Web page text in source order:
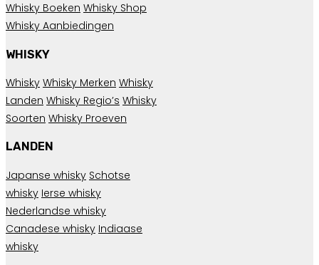
Whisky Boeken Whisky Shop
Whisky Aanbiedingen
WHISKY
Whisky Whisky Merken Whisky
Landen Whisky Regio’s Whisky
Soorten Whisky Proeven
LANDEN
Japanse whisky Schotse
whisky Ierse whisky
Nederlandse whisky
Canadese whisky Indiaase
whisky